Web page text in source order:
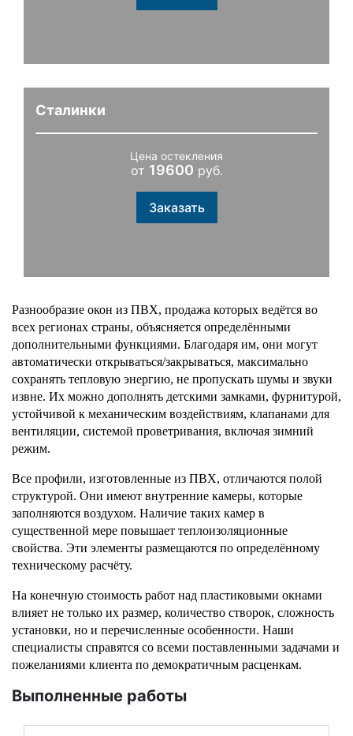
Сталинки
Цена остекления
от 19600 руб.
Заказать
Разнообразие окон из ПВХ, продажа которых ведётся во
всех регионах страны, объясняется определёнными
дополнительными функциями. Благодаря им, они могут
автоматически открываться/закрываться, максимально
сохранять тепловую энергию, не пропускать шумы и звуки
извне. Их можно дополнять детскими замками, фурнитурой,
устойчивой к механическим воздействиям, клапанами для
вентиляции, системой проветривания, включая зимний
режим.
Все профили, изготовленные из ПВХ, отличаются полой
структурой. Они имеют внутренние камеры, которые
заполняются воздухом. Наличие таких камер в
существенной мере повышает теплоизоляционные
свойства. Эти элементы размещаются по определённому
техническому расчёту.
На конечную стоимость работ над пластиковыми окнами
влияет не только их размер, количество створок, сложность
установки, но и перечисленные особенности. Наши
специалисты справятся со всеми поставленными задачами и
пожеланиями клиента по демократичным расценкам.
Выполненные работы